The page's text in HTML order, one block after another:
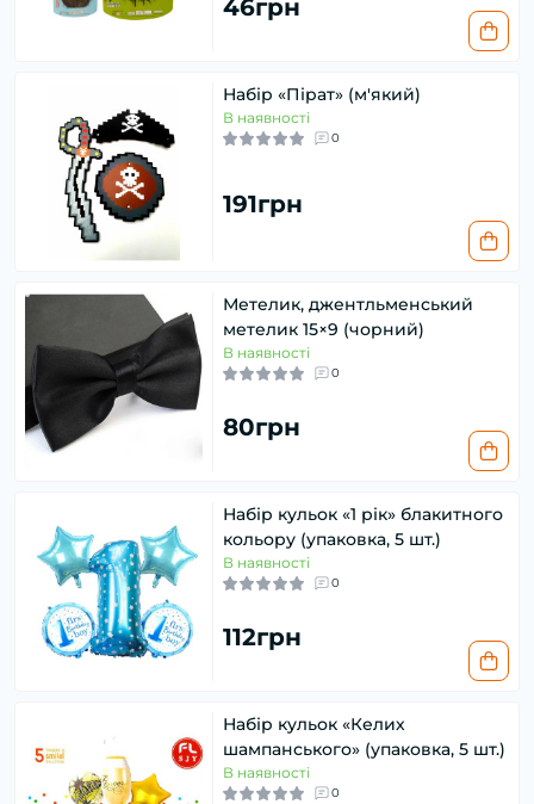
46грн
Набір «Пірат» (м'який)
В наявності
0
191грн
Метелик, джентльменський
метелик 15×9 (чорний)
В наявності
0
80грн
Набір кульок «1 рік» блакитного
кольору (упаковка, 5 шт.)
В наявності
0
112грн
Набір кульок «Келих
шампанського» (упаковка, 5 шт.)
В наявності
0